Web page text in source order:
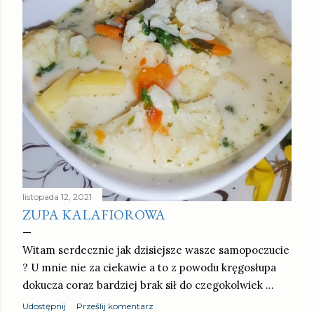
listopada 12, 2021
ZUPA KALAFIOROWA
Witam serdecznie jak dzisiejsze wasze samopoczucie
? U mnie nie za ciekawie a to z powodu kręgosłupa
dokucza coraz bardziej brak sił do czegokolwiek …
Udostępnij Prześlij komentarz